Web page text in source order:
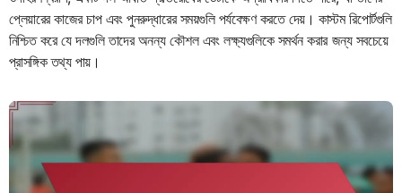
প্লেয়ারের কাজের চাপ এবং পুনরুদ্ধারের সময়গুলি পর্যবেক্ষণ করতে দেয়। কাস্টম রিপোর্টগুলি
নিশ্চিত করে যে দলগুলি তাদের অনন্য কৌশল এবং লক্ষ্যগুলিকে সমর্থন করার জন্য সবচেয়ে
প্রাসঙ্গিক তথ্য পায়।